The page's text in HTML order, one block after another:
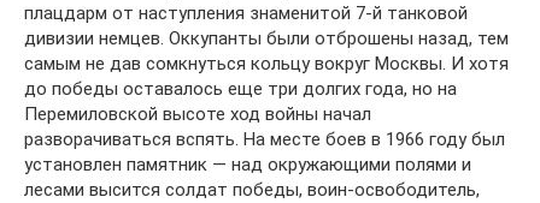
плацдарм от наступления знаменитой 7-й танковой
дивизии немцев. Оккупанты были отброшены назад, тем
самым не дав сомкнуться кольцу вокруг Москвы. И хотя
до победы оставалось еще три долгих года, но на
Перемиловской высоте ход войны начал
разворачиваться вспять. На месте боев в 1966 году был
установлен памятник — над окружающими полями и
лесами высится солдат победы, воин-освободитель,